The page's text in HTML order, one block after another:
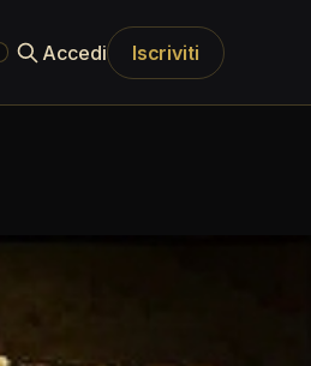
Accedi Iscriviti